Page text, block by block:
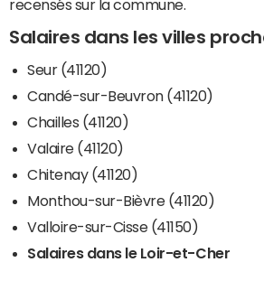
recensés sur la commune.
Salaires dans les villes
Seur (41120)
Candé-sur-Beuvron (41120)
Chailles (41120)
Valaire (41120)
Chitenay (41120)
Monthou-sur-Bièvre (41120)
Valloire-sur-Cisse (41150)
Salaires dans le Loir-et-Cher